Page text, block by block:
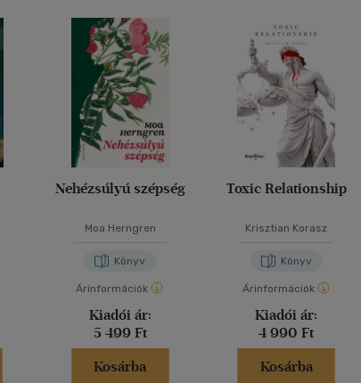
Nehézsúlyú szépség
Moa Herngren
Könyv
Árinformációk
Kiadói ár:
5 499 Ft
Kosárba
Toxic Relationship
Krisztian Korasz
Könyv
Árinformációk
Kiadói ár:
4 990 Ft
Kosárba